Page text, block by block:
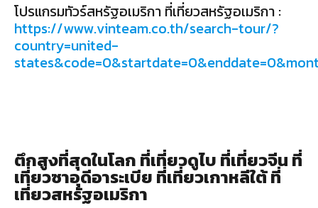
โปรแกรมทัวร์สหรัฐอเมริกา ที่เที่ยวสหรัฐอเมริกา :
https://www.vinteam.co.th/search-tour/?
country=united-
ตึกสูงที่สุดในโลก ที่เที่ยวดูไบ ที่เที่ยวจีน ที่
เที่ยวซาอุดีอาระเบีย ที่เที่ยวเกาหลีใต้ ที่
เที่ยวสหรัฐอเมริกา